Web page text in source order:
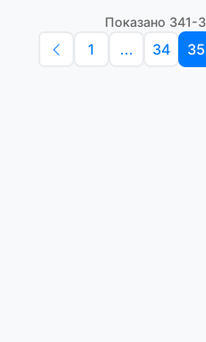
Показано 341-
1 ... 34 35